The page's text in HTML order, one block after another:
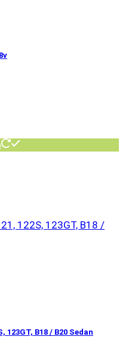
123GT, B18 / B20 Sedan